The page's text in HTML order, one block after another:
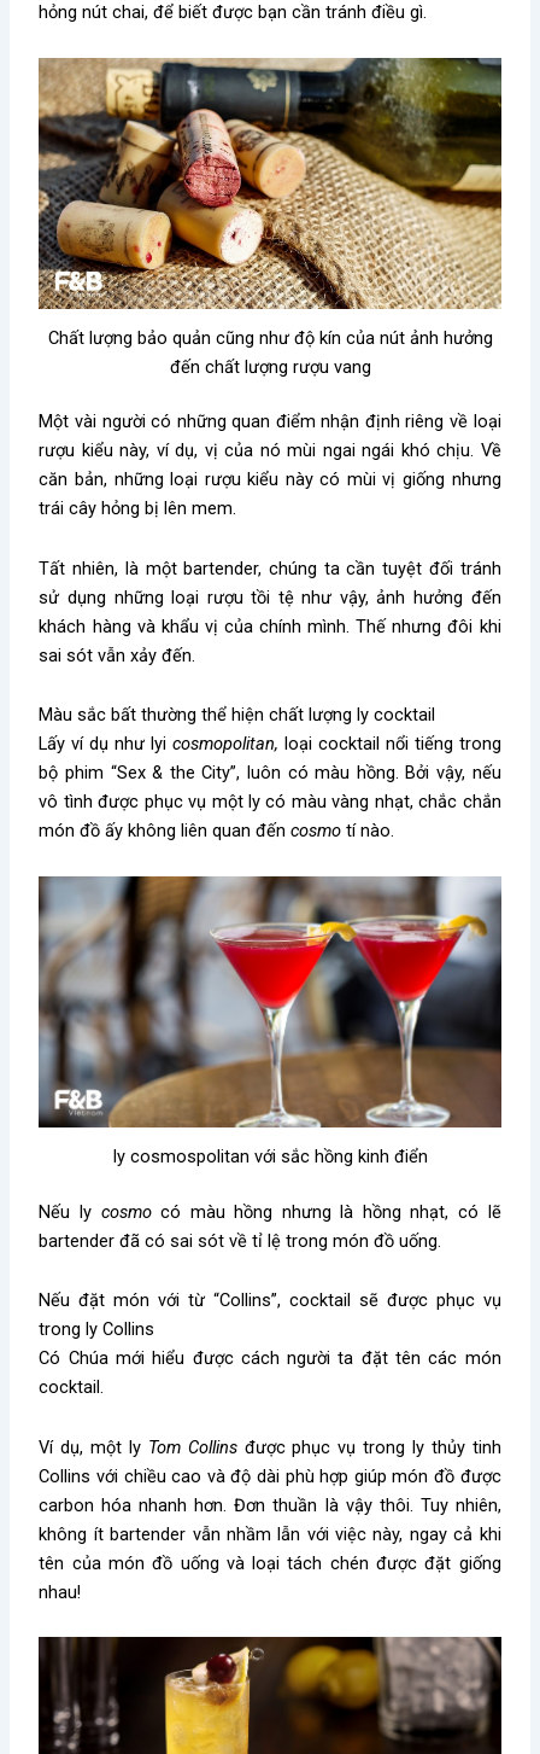
hỏng nút chai, để biết được bạn cần tránh điều gì.
Chất lượng bảo quản cũng như độ kín của nút ảnh hưởng
đến chất lượng rượu vang
Một vài người có những quan điểm nhận định riêng về loại
rượu kiểu này, ví dụ, vị của nó mùi ngai ngái khó chịu. Về
căn bản, những loại rượu kiểu này có mùi vị giống nhưng
trái cây hỏng bị lên mem.
Tất nhiên, là một bartender, chúng ta cần tuyệt đối tránh
sử dụng những loại rượu tồi tệ như vậy, ảnh hưởng đến
khách hàng và khẩu vị của chính mình. Thế nhưng đôi khi
sai sót vẫn xảy đến.
Màu sắc bất thường thể hiện chất lượng ly cocktail
Lấy ví dụ như lyi cosmopolitan, loại cocktail nổi tiếng trong
bộ phim “Sex & the City”, luôn có màu hồng. Bởi vậy, nếu
vô tình được phục vụ một ly có màu vàng nhạt, chắc chắn
món đồ ấy không liên quan đếncosmotí nào.
ly cosmospolitan với sắc hồng kinh điển
Nếu ly cosmocó màu hồng nhưng là hồng nhạt, có lẽ
bartender đã có sai sót về tỉ lệ trong món đồ uống.
Nếu đặt món với từ “Collins”, cocktail sẽ được phục vụ
trong ly Collins
Có Chúa mới hiểu được cách người ta đặt tên các món
cocktail.
Ví dụ, một ly Tom Collinsđược phục vụ trong ly thủy tinh
Collins với chiều cao và độ dài phù hợp giúp món đồ được
carbon hóa nhanh hơn. Đơn thuần là vậy thôi. Tuy nhiên,
không ít bartender vẫn nhầm lẫn với việc này, ngay cả khi
tên của món đồ uống và loại tách chén được đặt giống
nhau!